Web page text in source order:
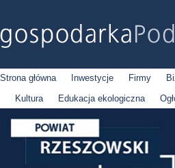
Strona główna Inwestycje Firmy
Kultura
Edukacja ekologiczna